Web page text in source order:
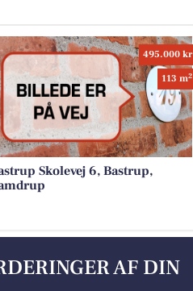
495.000 kr
113 m2
Skolevej 6, Bastrup,
AF DIN